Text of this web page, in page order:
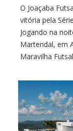
O Joaçaba
vitória pela
Jogando na
Martendal, em
Maravilha
foram